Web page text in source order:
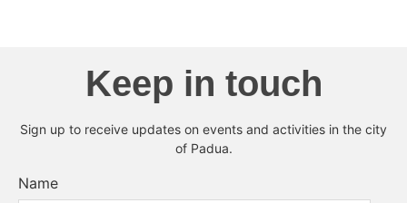
Keep in touch
Sign up to receive updates on events and activities in the city
of Padua.
Name